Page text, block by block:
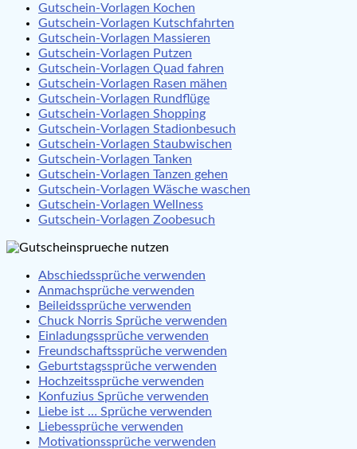
Gutschein-Vorlagen Kochen
Gutschein-Vorlagen Kutschfahrten
Gutschein-Vorlagen Massieren
Gutschein-Vorlagen Putzen
Gutschein-Vorlagen Quad fahren
Gutschein-Vorlagen Rasen mähen
Gutschein-Vorlagen Rundflüge
Gutschein-Vorlagen Shopping
Gutschein-Vorlagen Stadionbesuch
Gutschein-Vorlagen Staubwischen
Gutschein-Vorlagen Tanken
Gutschein-Vorlagen Tanzen gehen
Gutschein-Vorlagen Wäsche waschen
Gutschein-Vorlagen Wellness
Gutschein-Vorlagen Zoobesuch
Abschiedssprüche verwenden
Anmachsprüche verwenden
Beileidssprüche verwenden
Chuck Norris Sprüche verwenden
Einladungssprüche verwenden
Freundschaftssprüche verwenden
Geburtstagssprüche verwenden
Hochzeitssprüche verwenden
Konfuzius Sprüche verwenden
Liebe ist … Sprüche verwenden
Liebessprüche verwenden
Motivationssprüche verwenden